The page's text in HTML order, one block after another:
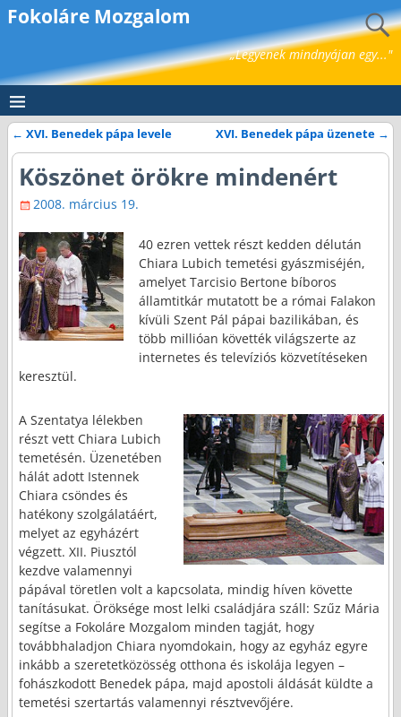
Fokoláre Mozgalom
„Legyenek mindnyájan egy..."
Bejegyzés navigáció
← XVI. Benedek pápa levele XVI. Benedek pápa üzenete →
Köszönet örökre mindenért
2008. március 19.
40 ezren vettek részt kedden délután
Chiara Lubich temetési gyászmiséjén,
amelyet Tarcisio Bertone bíboros
államtitkár mutatott be a római Falakon
kívüli Szent Pál pápai bazilikában, és
több millióan követték világszerte az
internetes és televíziós közvetítéseken
keresztül.
A Szentatya lélekben
részt vett Chiara Lubich
temetésén. Üzenetében
hálát adott Istennek
Chiara csöndes és
hatékony szolgálatáért,
melyet az egyházért
végzett. XII. Piusztól
kezdve valamennyi
pápával töretlen volt a kapcsolata, mindig híven követte
tanításukat. Öröksége most lelki családjára száll: Szűz Mária
segítse a Fokoláre Mozgalom minden tagját, hogy
továbbhaladjon Chiara nyomdokain, hogy az egyház egyre
inkább a szeretetközösség otthona és iskolája legyen –
fohászkodott Benedek pápa, majd apostoli áldását küldte a
temetési szertartás valamennyi résztvevőjére.